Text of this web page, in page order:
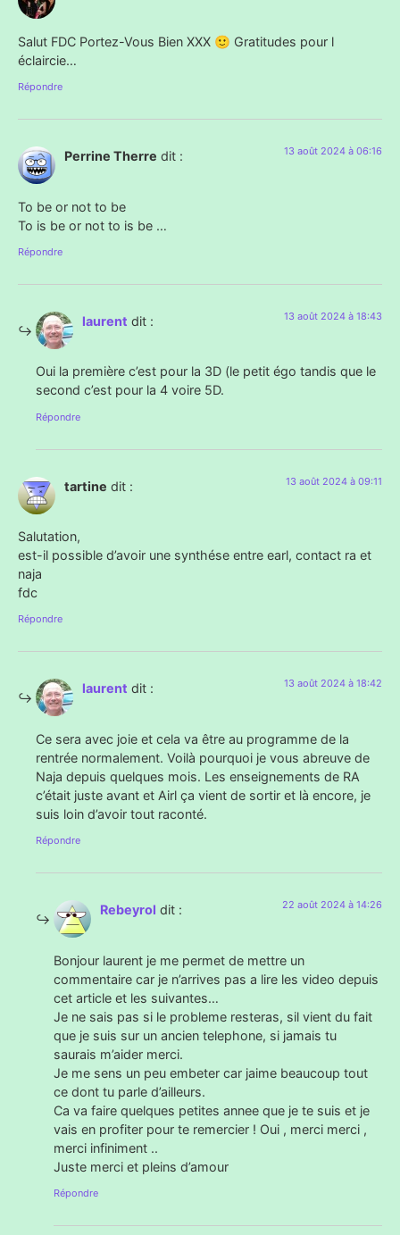
Salut FDC Portez-Vous Bien XXX 🙂 Gratitudes pour l
éclaircie…
Répondre
Perrine Therre dit : 13 août 2024 à 06:16
To be or not to be
To is be or not to is be …
Répondre
laurent dit : 13 août 2024 à 18:43
Oui la première c’est pour la 3D (le petit égo tandis que le
second c’est pour la 4 voire 5D.
Répondre
tartine dit : 13 août 2024 à 09:11
Salutation,
est-il possible d’avoir une synthése entre earl, contact ra et
naja
fdc
Répondre
laurent dit : 13 août 2024 à 18:42
Ce sera avec joie et cela va être au programme de la
rentrée normalement. Voilà pourquoi je vous abreuve de
Naja depuis quelques mois. Les enseignements de RA
c’était juste avant et Airl ça vient de sortir et là encore, je
suis loin d’avoir tout raconté.
Répondre
Rebeyrol dit : 22 août 2024 à 14:26
Bonjour laurent je me permet de mettre un
commentaire car je n’arrives pas a lire les video depuis
cet article et les suivantes…
Je ne sais pas si le probleme resteras, sil vient du fait
que je suis sur un ancien telephone, si jamais tu
saurais m’aider merci.
Je me sens un peu embeter car jaime beaucoup tout
ce dont tu parle d’ailleurs.
Ca va faire quelques petites annee que je te suis et je
vais en profiter pour te remercier ! Oui , merci merci ,
merci infiniment ..
Juste merci et pleins d’amour
Répondre